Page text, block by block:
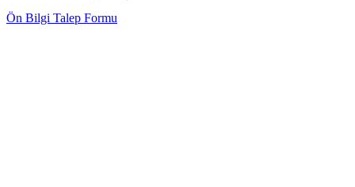
Ön Bilgi Talep Formu